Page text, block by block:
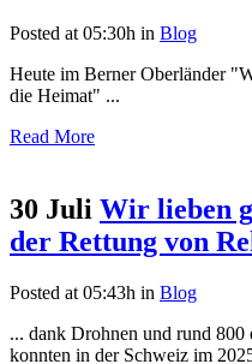
Posted at 05:30h in Blog
Heute im Berner Oberländer
die Heimat" ...
Read More
30 Juli Wir lieben
der Rettung von
Posted at 05:43h in Blog
... dank Drohnen und rund 800
konnten in der Schweiz im